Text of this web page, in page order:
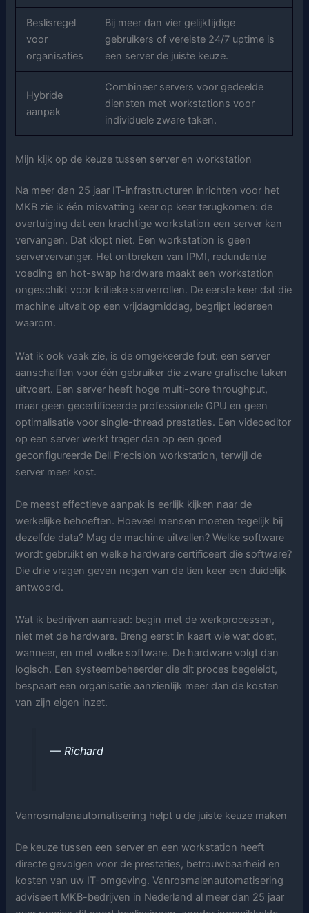
Beslisregel
voor
organisaties
Bij meer dan vier gelijktijdige
gebruikers of vereiste 24/7 uptime is
een server de juiste keuze.
Hybride
aanpak
Combineer servers voor gedeelde
diensten met workstations voor
individuele zware taken.
Mijn kijk op de keuze tussen server en workstation
Na meer dan 25 jaar IT-infrastructuren inrichten voor het
MKB zie ik één misvatting keer op keer terugkomen: de
overtuiging dat een krachtige workstation een server kan
vervangen. Dat klopt niet. Een workstation is geen
serververvanger. Het ontbreken van IPMI, redundante
voeding en hot-swap hardware maakt een workstation
ongeschikt voor kritieke serverrollen. De eerste keer dat die
machine uitvalt op een vrijdagmiddag, begrijpt iedereen
waarom.
Wat ik ook vaak zie, is de omgekeerde fout: een server
aanschaffen voor één gebruiker die zware grafische taken
uitvoert. Een server heeft hoge multi-core throughput,
maar geen gecertificeerde professionele GPU en geen
optimalisatie voor single-thread prestaties. Een videoeditor
op een server werkt trager dan op een goed
geconfigureerde Dell Precision workstation, terwijl de
server meer kost.
De meest effectieve aanpak is eerlijk kijken naar de
werkelijke behoeften. Hoeveel mensen moeten tegelijk bij
dezelfde data? Mag de machine uitvallen? Welke software
wordt gebruikt en welke hardware certificeert die software?
Die drie vragen geven negen van de tien keer een duidelijk
antwoord.
Wat ik bedrijven aanraad: begin met de werkprocessen,
niet met de hardware. Breng eerst in kaart wie wat doet,
wanneer, en met welke software. De hardware volgt dan
logisch. Een systeembeheerder die dit proces begeleidt,
bespaart een organisatie aanzienlijk meer dan de kosten
van zijn eigen inzet.
— Richard
Vanrosmalenautomatisering helpt u de juiste keuze maken
De keuze tussen een server en een workstation heeft
directe gevolgen voor de prestaties, betrouwbaarheid en
kosten van uw IT-omgeving. Vanrosmalenautomatisering
adviseert MKB-bedrijven in Nederland al meer dan 25 jaar